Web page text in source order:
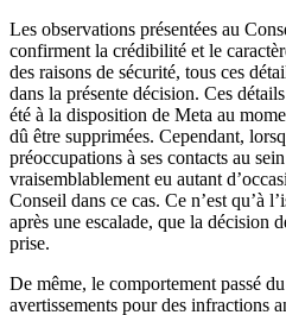
Les observations présentées au
confirment la crédibilité et le
des raisons de sécurité, tous ces
dans la présente décision. Ces
été à la disposition de Meta au
dû être supprimées. Cependant,
préoccupations à ses contacts au
vraisemblablement eu autant
Conseil dans ce cas. Ce n’est qu’à
après une escalade, que la décision
prise.
De même, le comportement passé
avertissements pour des infractions